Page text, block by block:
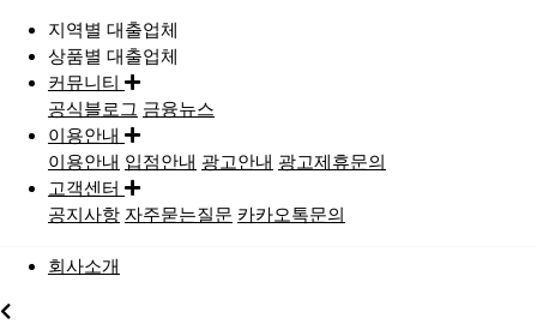
지역별 대출업체
상품별 대출업체
커뮤니티
공식블로그 금융뉴스
이용안내
이용안내 입점안내 광고안내 광고제휴문의
고객센터
공지사항 자주묻는질문 카카오톡문의
회사소개